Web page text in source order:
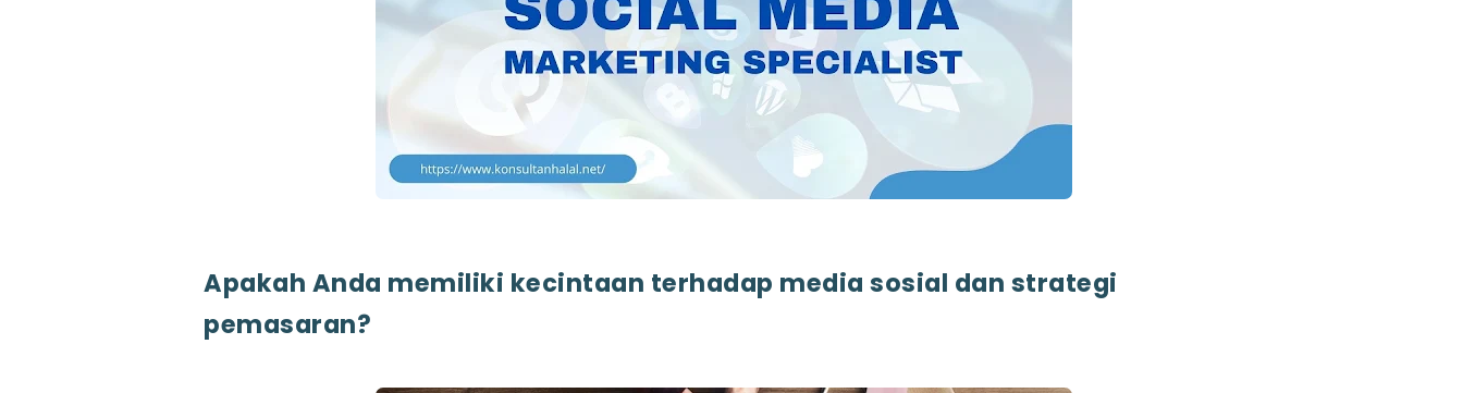
Apakah Anda memiliki kecintaan terhadap media sosial dan strategi
pemasaran?